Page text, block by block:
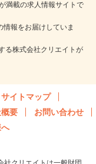
満載の求人情報サイトで
報をお届けしていま
る株式会社クリエイトが
サイトマップ
要
お問い合わせ